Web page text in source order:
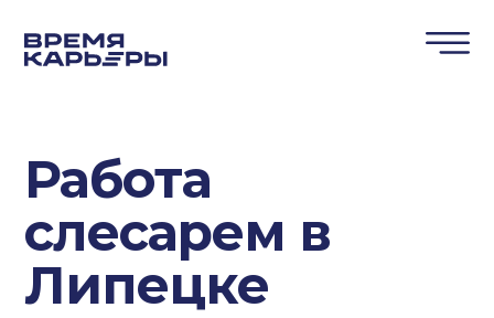
Работа
слесарем в
Липецке